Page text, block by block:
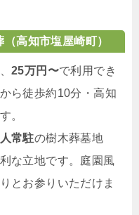
高知市塩屋崎町）
25万円〜で利用でき
ら徒歩約10分・高知
。
常駐の樹木葬墓地
な立地です。庭園風
とお参りいただけま